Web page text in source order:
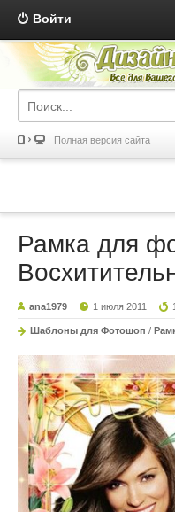
Войти
Полная версия сайта
Рамка для
ana1979 1 июля 2011
Шаблоны для Фотошоп /